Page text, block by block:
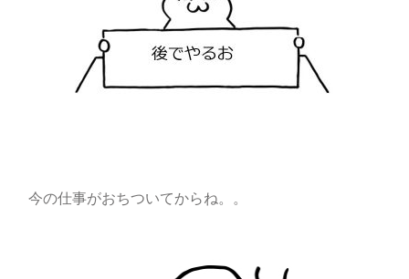
今の仕事がおちついてからね。。